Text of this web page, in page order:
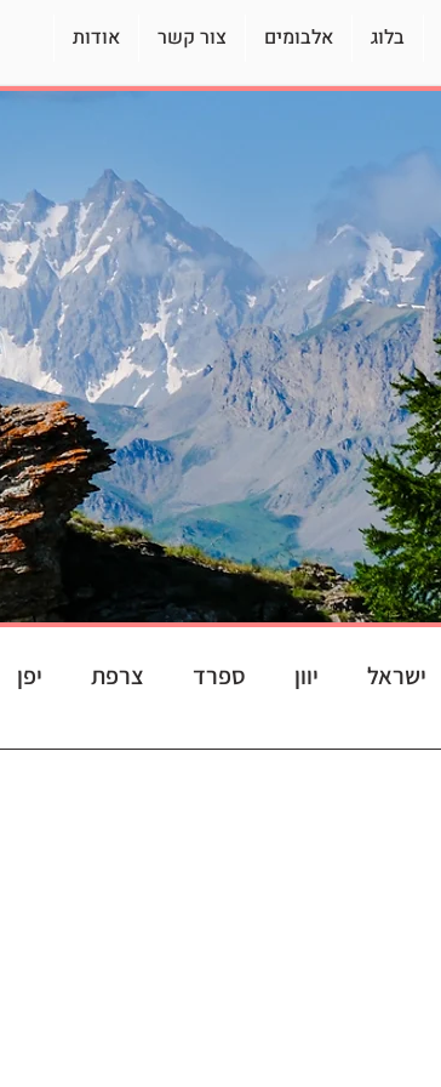
אודות צור קשר אלבומים בלוג
ישראל יוון ספרד צרפת יפן